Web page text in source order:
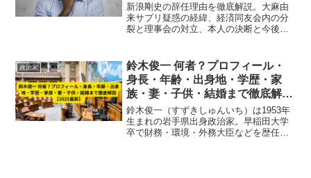
新】
新浪剛史の辞任理由を徹底解説。大麻由
来サプリ疑惑の経緯、経済同友会内の分
裂と理事会の対立、本人の決断と今後の
政治家
鈴木俊一 何者？プロフィール・
身長・年齢・出身地・学歴・家
族・妻・子供・結婚まで徹底解説
【2025最新】
鈴木俊一（すずきしゅんいち）は1953年
生まれの岩手県出身政治家。早稲田大学
卒で財務・環境・外務大臣などを歴任。